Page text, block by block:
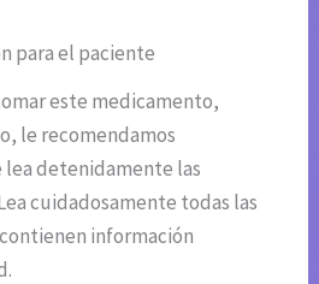
para el paciente
este medicamento,
le recomendamos
detenidamente las
cuidadosamente todas las
información